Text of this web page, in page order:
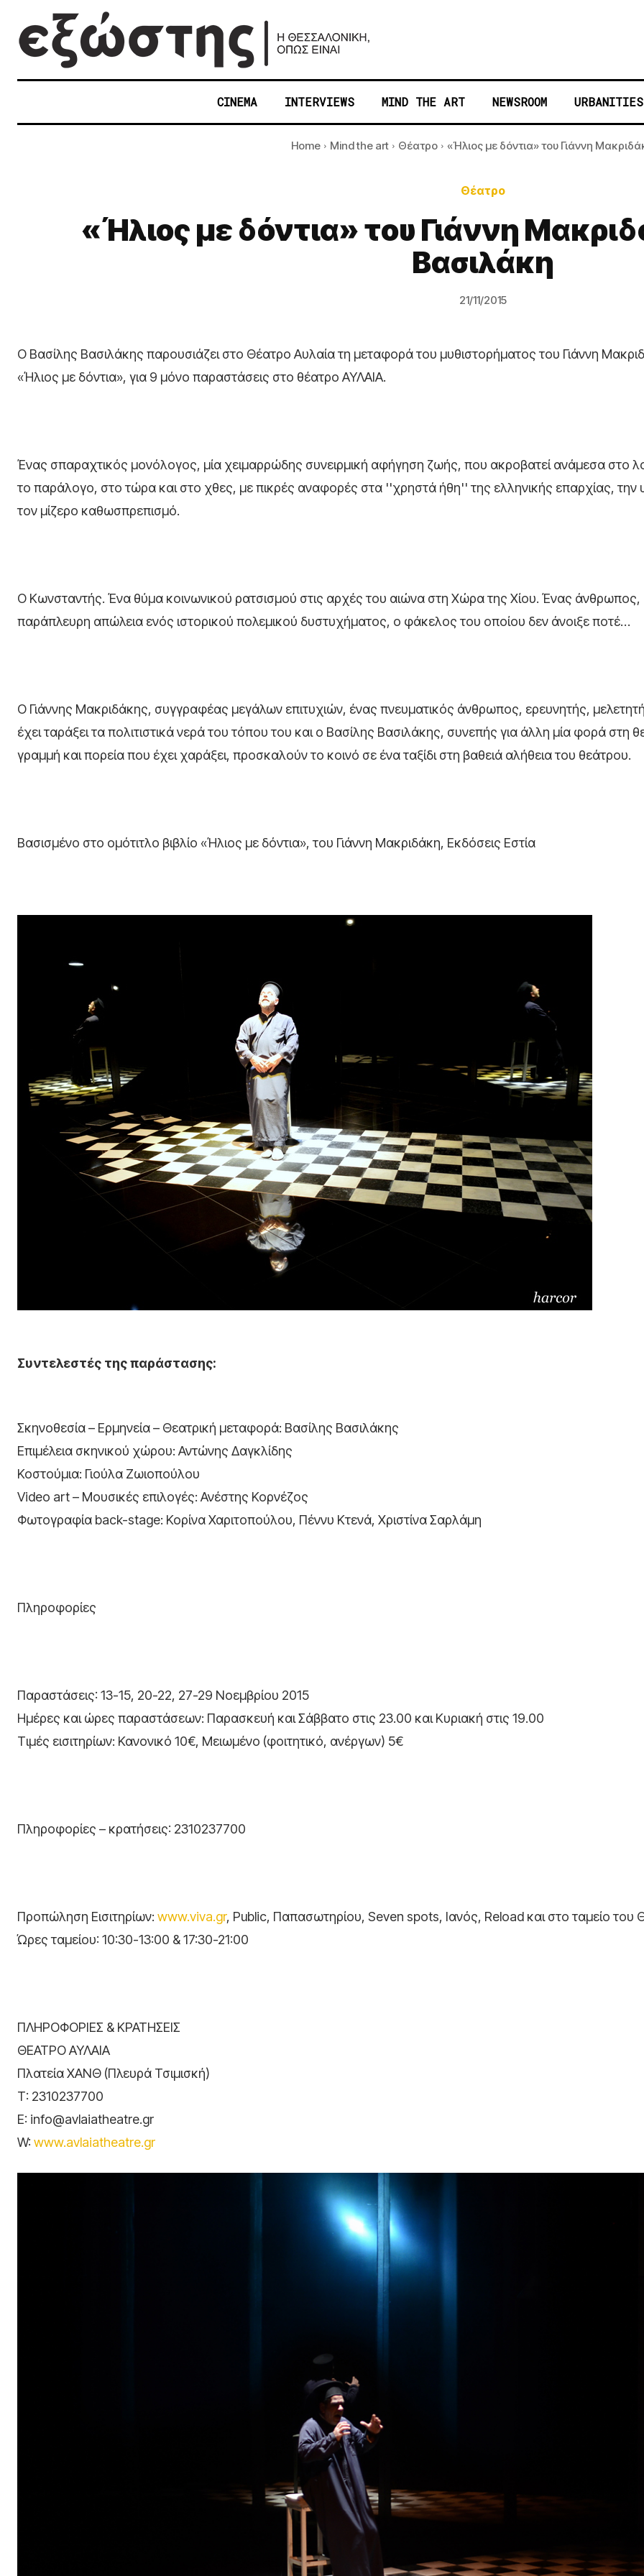
CINEMA INTERVIEWS MIND THE ART NEWSROOM URBANITIES
Home Mind the art Θέατρο «Ήλιος με δόντια» του Γιάννη
Θέατρο
«Ήλιος με δόντια» του Γιάννη
Βασιλάκη
21/11/2015
Ο Βασίλης Βασιλάκης παρουσιάζει στο Θέατρο Αυλαία τη μεταφορά του μυθιστορήματος του Γιάννη
«Ήλιος με δόντια», για 9 μόνο παραστάσεις στο θέατρο ΑΥΛΑΙΑ.
Ένας σπαραχτικός μονόλογος, μία χειμαρρώδης συνειρμική αφήγηση ζωής, που ακροβατεί ανάμεσα στο
το παράλογο, στο τώρα και στο χθες, με πικρές αναφορές στα ''χρηστά ήθη'' της ελληνικής επαρχίας, την
τον μίζερο καθωσπρεπισμό.
Ο Κωνσταντής. Ένα θύμα κοινωνικού ρατσισμού στις αρχές του αιώνα στη Χώρα της Χίου. Ένας άνθρωπος,
παράπλευρη απώλεια ενός ιστορικού πολεμικού δυστυχήματος, ο φάκελος του οποίου δεν άνοιξε ποτέ…
Ο Γιάννης Μακριδάκης, συγγραφέας μεγάλων επιτυχιών, ένας πνευματικός άνθρωπος, ερευνητής,
έχει ταράξει τα πολιτιστικά νερά του τόπου του και ο Βασίλης Βασιλάκης, συνεπής για άλλη μία φορά στη
γραμμή και πορεία που έχει χαράξει, προσκαλούν το κοινό σε ένα ταξίδι στη βαθειά αλήθεια του θεάτρου.
Βασισμένο στο ομότιτλο βιβλίο «Ήλιος με δόντια», του Γιάννη Μακριδάκη, Εκδόσεις Εστία
Συντελεστές της παράστασης:
Σκηνοθεσία – Ερμηνεία – Θεατρική μεταφορά: Βασίλης Βασιλάκης
Επιμέλεια σκηνικού χώρου: Αντώνης Δαγκλίδης
Κοστούμια: Γιούλα Ζωιοπούλου
Video art – Μουσικές επιλογές: Ανέστης Κορνέζος
Φωτογραφία back-stage: Κορίνα Χαριτοπούλου, Πέννυ Κτενά, Χριστίνα Σαρλάμη
Πληροφορίες
Παραστάσεις: 13-15, 20-22, 27-29 Νοεμβρίου 2015
Ημέρες και ώρες παραστάσεων: Παρασκευή και Σάββατο στις 23.00 και Κυριακή στις 19.00
Τιμές εισιτηρίων: Κανονικό 10€, Μειωμένο (φοιτητικό, ανέργων) 5€
Πληροφορίες – κρατήσεις: 2310237700
Προπώληση Εισιτηρίων: www.viva.gr, Public, Παπασωτηρίου, Seven spots, Ιανός, Reload και στο ταμείο του
Ώρες ταμείου: 10:30-13:00 & 17:30-21:00
ΠΛΗΡΟΦΟΡΙΕΣ & ΚΡΑΤΗΣΕΙΣ
ΘΕΑΤΡΟ ΑΥΛΑΙΑ
Πλατεία ΧΑΝΘ (Πλευρά Τσιμισκή)
Τ: 2310237700
E: info@avlaiatheatre.gr
W: www.avlaiatheatre.gr